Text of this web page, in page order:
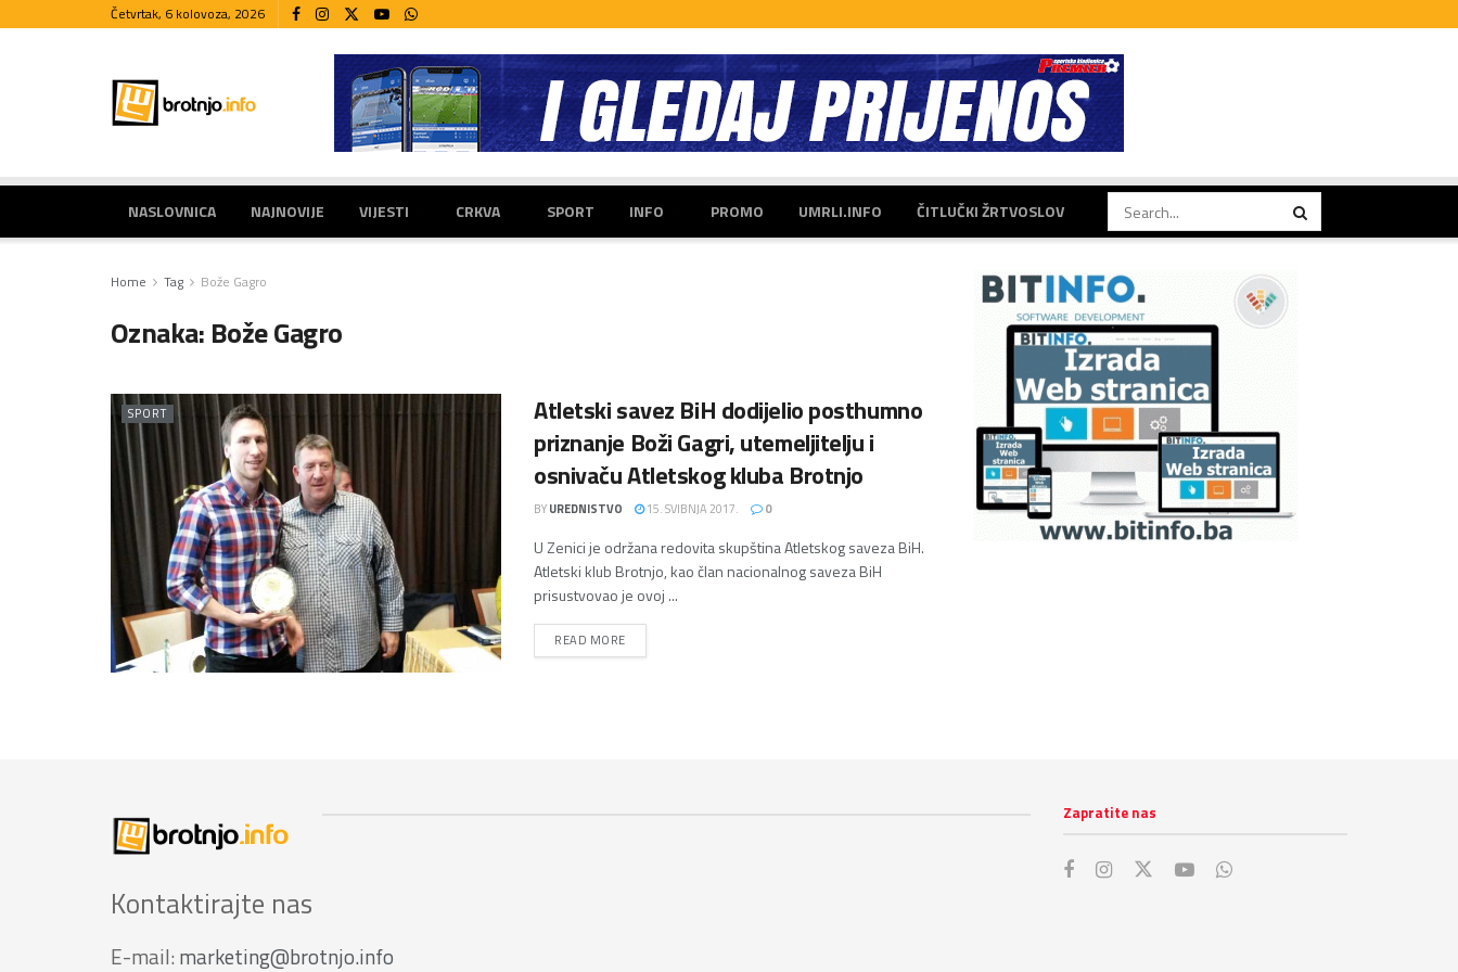
Četvrtak, 6 kolovoza, 2026
NASLOVNICA NAJNOVIJE VIJESTI CRKVA SPORT INFO PROMO UMRLI.INFO ČITLUČKI ŽRTVOSLOV
Home Tag Bože Gagro
Oznaka: Bože Gagro
SPORT
Atletski savez BiH dodijelio posthumno
priznanje Boži Gagri, utemeljitelju i
osnivaču Atletskog kluba Brotnjo
BYUREDNISTVO 15. SVIBNJA 2017. 0
U Zenici je održana redovita skupština Atletskog saveza BiH.
Atletski klub Brotnjo, kao član nacionalnog saveza BiH
prisustvovao je ovoj ...
READ MOREDETAILS
Kontaktirajte nas
E-mail: marketing@brotnjo.info
Zapratite nas